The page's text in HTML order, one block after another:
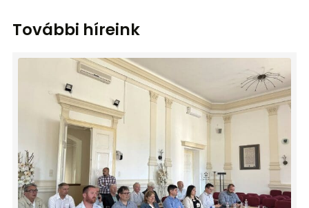
További híreink